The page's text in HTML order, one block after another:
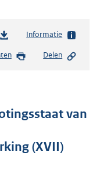
Informatie
Delen
van
(XVII)